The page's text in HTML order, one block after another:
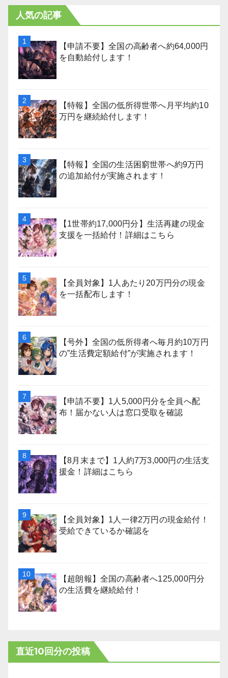
人気の記事
【申請不要】全国の高齢者へ約64,000円
を自動給付します！
【特報】全国の低所得世帯へ月平均約10
万円を継続給付します！
【特報】全国の生活困窮世帯へ約9万円
の追加給付が実施されます！
【1世帯約17,000円分】生活再建の現金
支援を一括給付！詳細はこちら
【全員対象】1人あたり20万円分の現金
を一括配布します！
【号外】全国の低所得者へ毎月約10万円
の”生活費定額給付”が実施されます！
【申請不要】1人5,000円分を全員へ配
布！届かない人は窓口受取を確認
【8月末まで】1人約7万3,000円の生活支
援金！詳細はこちら
【全員対象】1人一律2万円の現金給付！
受給できているか確認を
【超朗報】全国の高齢者へ125,000円分
の生活費を継続給付！
直近10回分の投稿